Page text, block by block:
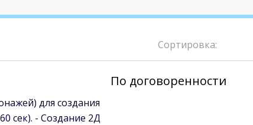
Сортировка:
для создания
сек). - Создание 2Д
По договоренности